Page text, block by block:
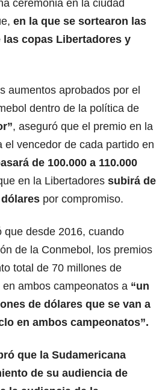
ceremonia en la ciudad
en la que se sortearon las
las copas Libertadores y
aumentos aprobados por el
dentro de la política de
, aseguró que el premio en la
el vencedor de cada partido en
de 100.000 a 110.000
en la Libertadores subirá de
dólares por compromiso.
que desde 2016, cuando
de la Conmebol, los premios
total de 70 millones de
ambos campeonatos a “un
de dólares que se van a
en ambos campeonatos”.
que la Sudamericana
de su audiencia de